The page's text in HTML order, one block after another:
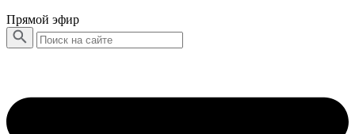
Прямой эфир